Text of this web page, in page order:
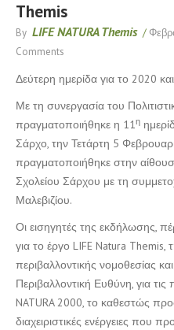
Themis
By LIFE NATURA Themis /
Comments
Δεύτερη ημερίδα για το 2020
Με τη συνεργασία του
πραγματοποιήθηκε η 11η
Σάρχο, την Τετάρτη 5
πραγματοποιήθηκε στην
Σχολείου Σάρχου με τη
Μαλεβιζίου.
Οι εισηγητές της εκδήλωσης,
για το έργο LIFE Natura Themis,
περιβαλλοντικής νομοθεσίας
Περιβαλλοντική Ευθύνη, για
NATURA 2000, το καθεστώς
διαχειριστικές ενέργειες που